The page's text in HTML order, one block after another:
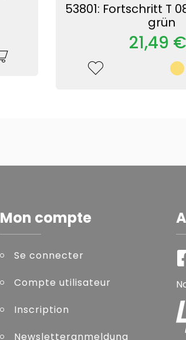
53801: Fortschritt T
grün
21,49
Mon compte
Se connecter
Compte utilisateur
Inscription
Newsletteranmeldung